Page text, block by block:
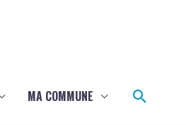
MA COMMUNE